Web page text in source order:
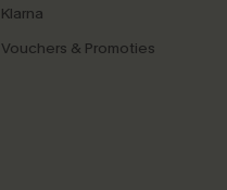
Klarna
Vouchers & Promoties